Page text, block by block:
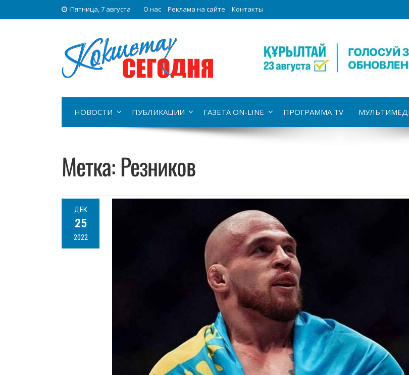
Пятница, 7 августа О нас Реклама на сайте Контакты
НОВОСТИ ПУБЛИКАЦИИ ГАЗЕТА ON-LINE ПРОГРАММА TV
Метка:Резников
ДЕК
25
2022